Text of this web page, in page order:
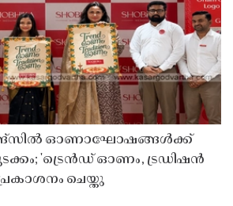
ഓണാഘോഷങ്ങൾക്ക്
'ട്രെൻഡ് ഓണം, ട്രഡിഷൻ
ചെയ്തു